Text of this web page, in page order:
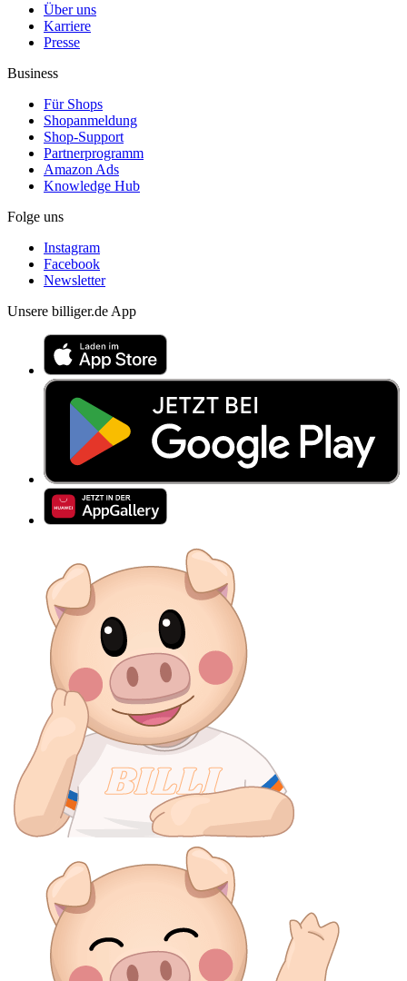
Über uns
Karriere
Presse
Business
Für Shops
Shopanmeldung
Shop-Support
Partnerprogramm
Amazon Ads
Knowledge Hub
Folge uns
Instagram
Facebook
Newsletter
Unsere billiger.de App